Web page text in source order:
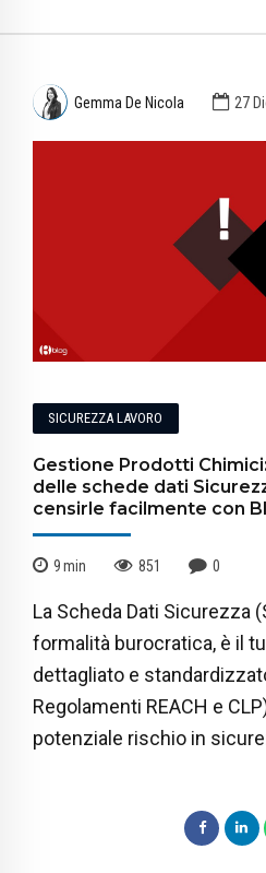
Gemma De Nicola 27
SICUREZZA LAVORO
Gestione Prodotti
delle schede dati
censirle facilmente con
9min 851 0
La Scheda Dati Sicurezza
formalità burocratica, è il
dettagliato e
Regolamenti REACH e
potenziale rischio in